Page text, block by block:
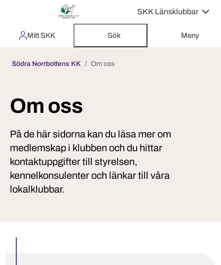
SKK Länsklubbar
Mitt SKK Sök Meny
Södra Norrbottens KK Om oss
Om oss
På de här sidorna kan du läsa mer om
medlemskap i klubben och du hittar
kontaktuppgifter till styrelsen,
kennelkonsulenter och länkar till våra
lokalklubbar.